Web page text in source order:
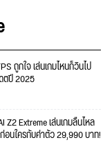
ถูกใจ เล่นเกมไหนก็วินไป
ตปี 2025
Z2 Extreme เล่นเกมลื่นไหล
อนใครกับค่าตัว 29,990 บาท!